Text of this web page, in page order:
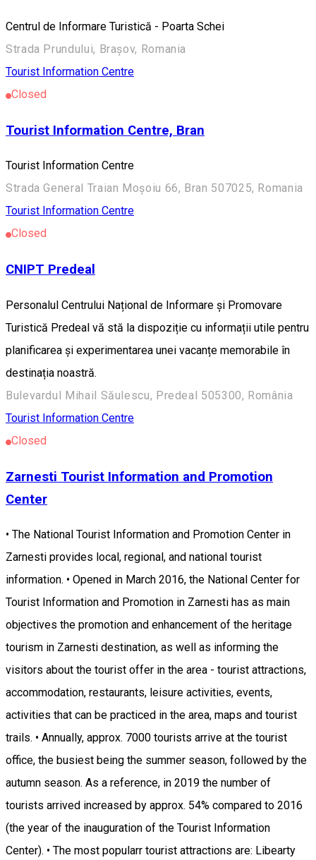
Centrul de Informare Turistică - Poarta Schei
Strada Prundului, Brașov, Romania
Tourist Information Centre
Closed
Tourist Information Centre, Bran
Tourist Information Centre
Strada General Traian Moșoiu 66, Bran 507025, Romania
Tourist Information Centre
Closed
CNIPT Predeal
Personalul Centrului Național de Informare și Promovare
Turistică Predeal vă stă la dispoziție cu informații utile pentru
planificarea și experimentarea unei vacanțe memorabile în
destinația noastră.
Bulevardul Mihail Săulescu, Predeal 505300, România
Tourist Information Centre
Closed
Zarnesti Tourist Information and Promotion
Center
• The National Tourist Information and Promotion Center in
Zarnesti provides local, regional, and national tourist
information. • Opened in March 2016, the National Center for
Tourist Information and Promotion in Zarnesti has as main
objectives the promotion and enhancement of the heritage
tourism in Zarnesti destination, as well as informing the
visitors about the tourist offer in the area - tourist attractions,
accommodation, restaurants, leisure activities, events,
activities that can be practiced in the area, maps and tourist
trails. • Annually, approx. 7000 tourists arrive at the tourist
office, the busiest being the summer season, followed by the
autumn season. As a reference, in 2019 the number of
tourists arrived increased by approx. 54% compared to 2016
(the year of the inauguration of the Tourist Information
Center). • The most popularr tourist attractions are: Libearty